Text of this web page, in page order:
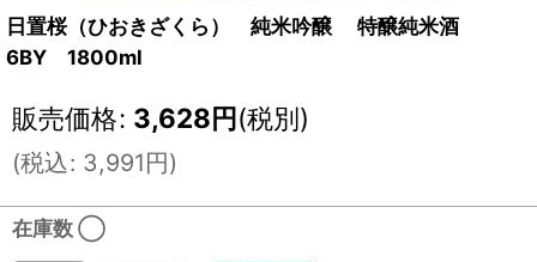
日置桜（ひおきざくら） 純米吟醸 特醸純米酒
6BY 1800ml
販売価格: 3,628円(税別)
(税込: 3,991円)
在庫数 ◯